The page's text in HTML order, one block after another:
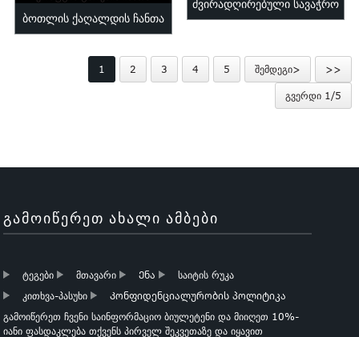
ბოთლის ქაღალდის ჩანთა
ჩანთა მორგებული...
ძვირადღირებული სავაჭრო
სამკაულებისთვის
1 2 3 4 5 შემდეგი> >>
გვერდი 1/5
ᲒᲐᲛᲝᲘᲬᲔᲠᲔᲗ ᲐᲮᲐᲚᲘ ᲐᲛᲑᲔᲑᲘ
ტეგები მთავარი Ენა
საიტის რუკა
კითხვა-პასუხი
Კონფიდენციალურობის პოლიტიკა
გამოიწერეთ ჩვენი საინფორმაციო ბიულეტენი და მიიღეთ 10%-
იანი ფასდაკლება თქვენს პირველ შეკვეთაზე და იყავით